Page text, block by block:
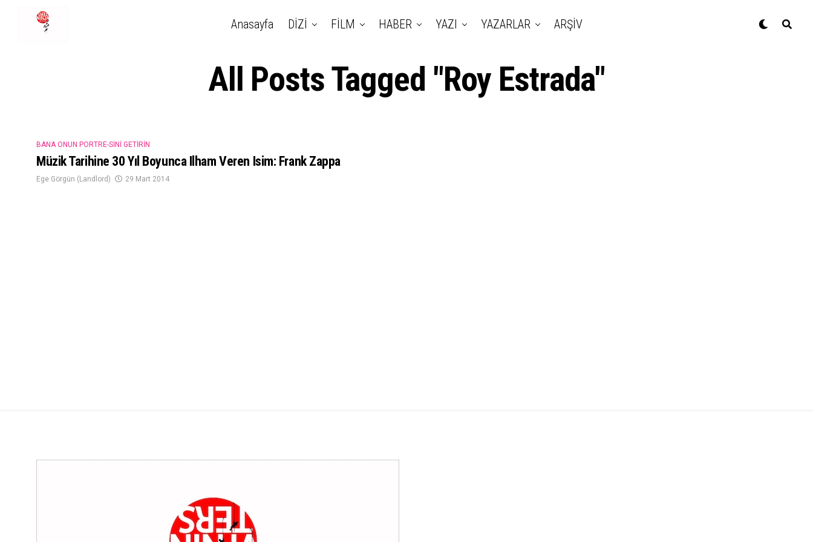
Anasayfa DİZİ FİLM HABER YAZI YAZARLAR ARŞİV
All Posts Tagged "Roy Estrada"
BANA ONUN PORTRE-SINI GETIRIN
Müzik Tarihine 30 Yıl Boyunca Ilham Veren Isim: Frank Zappa
Ege Görgün (Landlord) 29 Mart 2014